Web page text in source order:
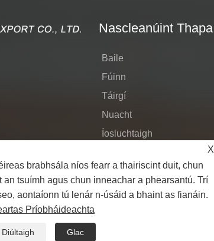
X
brabhsála níos fearr a thairiscint duit, chun
tsuímh agus chun inneachar a phearsantú. Trí
aontaíonn tú lenár n-úsáid a bhaint as fianáin.
Príobháideachta
Diúltaigh Glac
Nascleanúint Thapa
Baile
Fúinn
Táirgí
Nuacht
Íosluchtaigh
Déan Teagmháil Linn
Beartas Príobháideachta